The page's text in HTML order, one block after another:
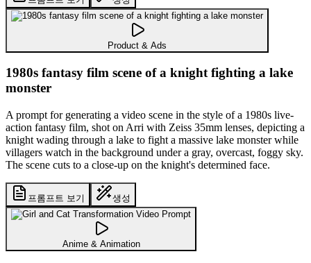
Product & Ads
1980s fantasy film scene of a knight fighting a lake
monster
A prompt for generating a video scene in the style of a 1980s live-
action fantasy film, shot on Arri with Zeiss 35mm lenses, depicting a
knight wading through a lake to fight a massive lake monster while
villagers watch in the background under a gray, overcast, foggy sky.
The scene cuts to a close-up on the knight's determined face.
프롬프트 보기 생성
Anime & Animation